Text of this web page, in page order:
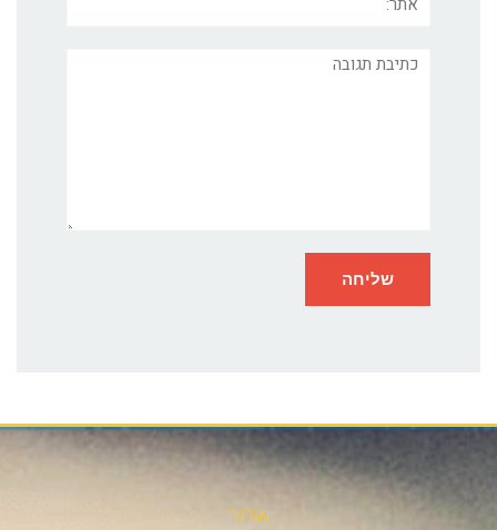
תגובה
אודות